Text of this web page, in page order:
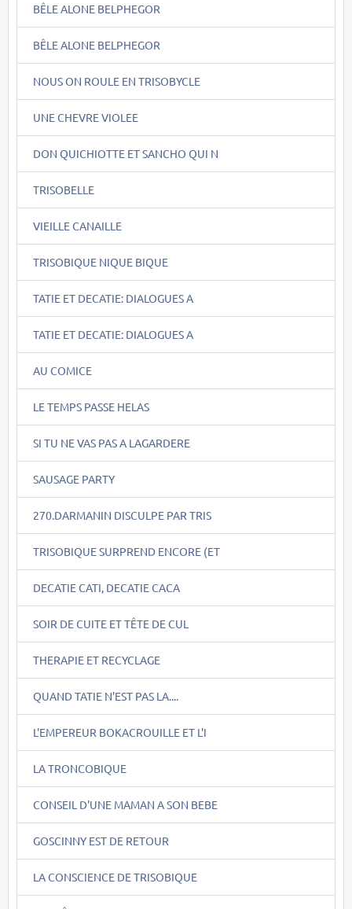
BÊLE ALONE BELPHEGOR
BÊLE ALONE BELPHEGOR
NOUS ON ROULE EN TRISOBYCLE
UNE CHEVRE VIOLEE
DON QUICHIOTTE ET SANCHO QUI N
TRISOBELLE
VIEILLE CANAILLE
TRISOBIQUE NIQUE BIQUE
TATIE ET DECATIE: DIALOGUES A
TATIE ET DECATIE: DIALOGUES A
AU COMICE
LE TEMPS PASSE HELAS
SI TU NE VAS PAS A LAGARDERE
SAUSAGE PARTY
270.DARMANIN DISCULPE PAR TRIS
TRISOBIQUE SURPREND ENCORE (ET
DECATIE CATI, DECATIE CACA
SOIR DE CUITE ET TÊTE DE CUL
THERAPIE ET RECYCLAGE
QUAND TATIE N'EST PAS LA....
L'EMPEREUR BOKACROUILLE ET L'I
LA TRONCOBIQUE
CONSEIL D'UNE MAMAN A SON BEBE
GOSCINNY EST DE RETOUR
LA CONSCIENCE DE TRISOBIQUE